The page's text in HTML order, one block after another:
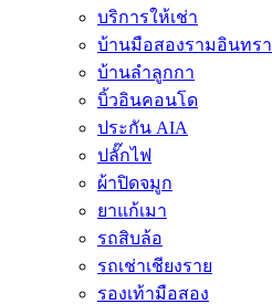
บริการให้เช่า
บ้านมือสองรามอินทรา
บ้านลำลูกกา
บิ้วอินคอนโด
ประกัน AIA
ปลั๊กไฟ
ผ้าปิดจมูก
ยาแก้เมา
รถสิบล้อ
รถเช่าเชียงราย
รองเท้ามือสอง